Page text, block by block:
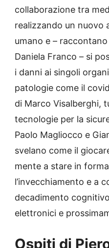
collaborazione tra
realizzando un nuovo
umano e –
Daniela Franco – si
i danni ai singoli
patologie come il
di Marco Visalberghi,
tecnologie per la
Paolo Magliocco e
svelano come il
mente a stare in
l’invecchiamento e a
decadimento
elettronici e
Ospiti di